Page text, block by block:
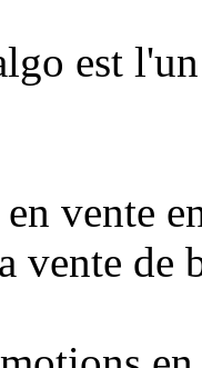
est
vente
de